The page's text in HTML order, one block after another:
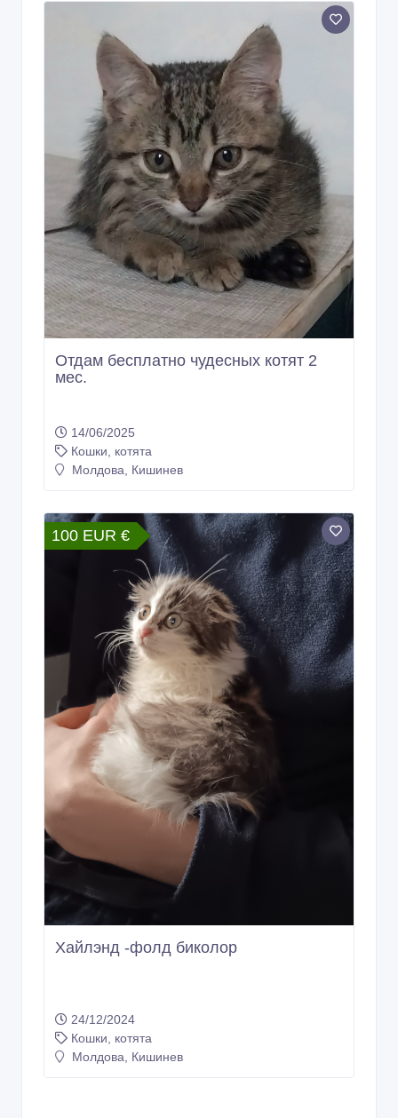
Молдова, Кишинев
Отдам бесплатно чудесных котят 2
мес.
14/06/2025
Кошки, котята
Молдова, Кишинев
100 EUR €
Хайлэнд -фолд биколор